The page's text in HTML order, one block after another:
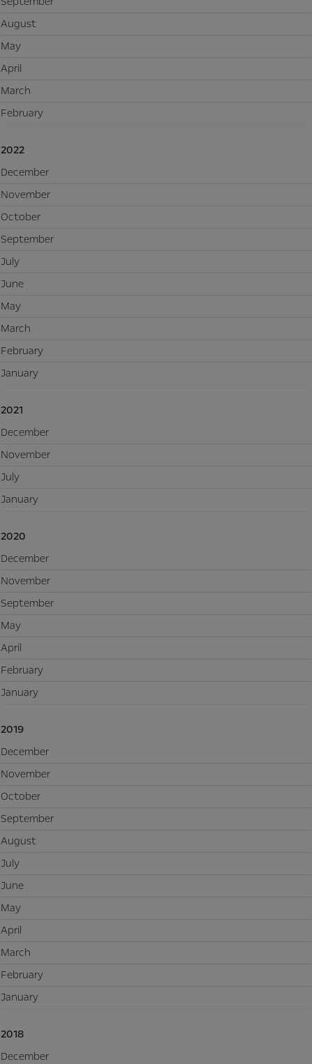
August
May
April
March
February
2022
December
November
October
September
July
June
May
March
February
January
2021
December
November
July
January
2020
December
November
September
May
April
February
January
2019
December
November
October
September
August
July
June
May
April
March
February
January
2018
December